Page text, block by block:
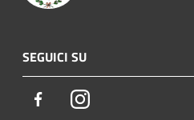
SEGUICI SU
FacebookInstagram